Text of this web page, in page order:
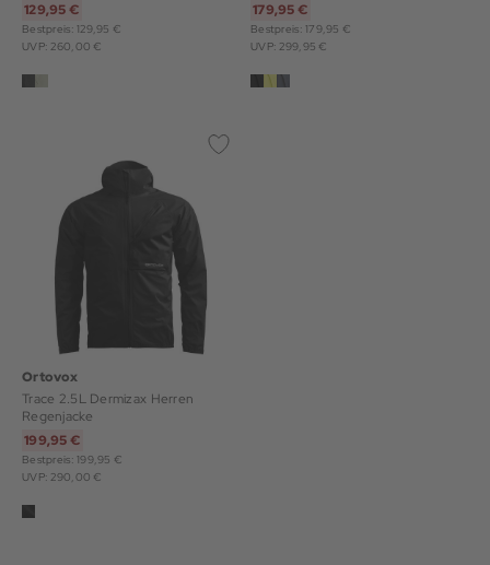
129,95 €
Bestpreis: 129,95 €
UVP: 260,00 €
179,95 €
Bestpreis: 179,95 €
UVP: 299,95 €
Ortovox
Trace 2.5L Dermizax Herren
Regenjacke
199,95 €
Bestpreis: 199,95 €
UVP: 290,00 €